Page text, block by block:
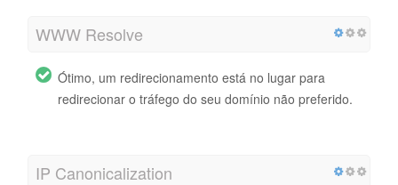
WWW Resolve
Ótimo, um redirecionamento está no lugar para
redirecionar o tráfego do seu domínio não preferido.
IP Canonicalization